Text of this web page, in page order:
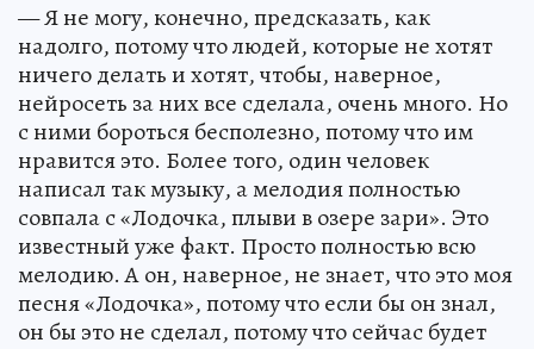
— Я не могу, конечно, предсказать, как
надолго, потому что людей, которые не хотят
ничего делать и хотят, чтобы, наверное,
нейросеть за них все сделала, очень много. Но
с ними бороться бесполезно, потому что им
нравится это. Более того, один человек
написал так музыку, а мелодия полностью
совпала с «Лодочка, плыви в озере зари». Это
известный уже факт. Просто полностью всю
мелодию. А он, наверное, не знает, что это моя
песня «Лодочка», потому что если бы он знал,
он бы это не сделал, потому что сейчас будет